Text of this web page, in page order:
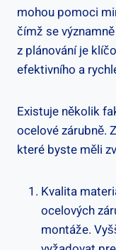
mohou pomoci
čímž se
z plánování je
efektivního a
Existuje několik
ocelové zárubně.
které byste měli
Kvalita
ocelových
montáže.